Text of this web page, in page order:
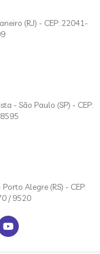
(RJ) - CEP: 22041-
- São Paulo (SP) - CEP:
Alegre (RS) - CEP:
/ 9520